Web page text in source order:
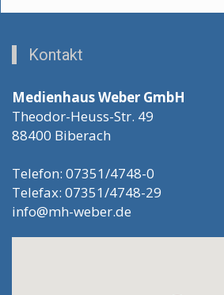
Kontakt
Medienhaus Weber GmbH
Theodor-Heuss-Str. 49
88400 Biberach
Telefon: 07351/4748-0
Telefax: 07351/4748-29
info@mh-weber.de